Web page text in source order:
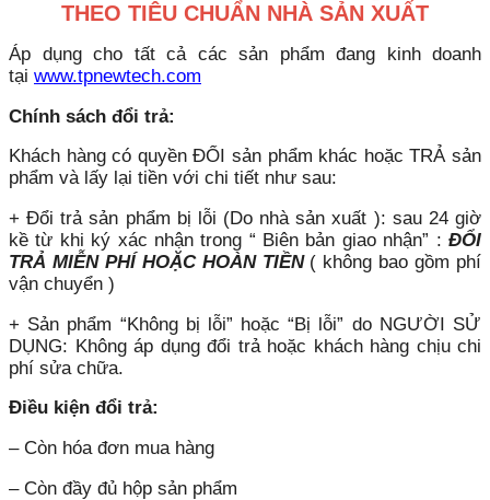
THEO TIÊU CHUẨN NHÀ SẢN XUẤT
Áp dụng cho tất cả các sản phẩm đang kinh doanh
tại www.tpnewtech.com
Chính sách đổi trả:
Khách hàng có quyền ĐỔI sản phẩm khác hoặc TRẢ sản
phẩm và lấy lại tiền với chi tiết như sau:
+ Đổi trả sản phẩm bị lỗi (Do nhà sản xuất ): sau 24 giờ
kề từ khi ký xác nhận trong “ Biên bản giao nhận” : ĐỔI
TRẢ MIỄN PHÍ HOẶC HOÀN TIỀN( không bao gồm phí
vận chuyển )
+ Sản phẩm “Không bị lỗi” hoặc “Bị lỗi” do NGƯỜI SỬ
DỤNG: Không áp dụng đổi trả hoặc khách hàng chịu chi
phí sửa chữa.
Điều kiện đổi trả:
– Còn hóa đơn mua hàng
– Còn đầy đủ hộp sản phẩm